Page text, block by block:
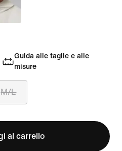
Guida alle taglie e alle
misure
M/L
al carrello